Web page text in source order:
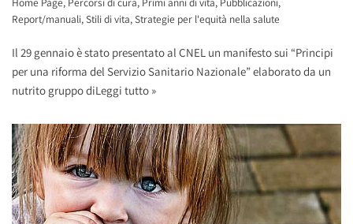
Report/manuali,Stili di vita,Strategie per l'equità nella salute
Il 29 gennaio è stato presentato al CNEL un manifesto sui “Principi
per una riforma del Servizio Sanitario Nazionale” elaborato da un
nutrito gruppo diLeggi tutto »